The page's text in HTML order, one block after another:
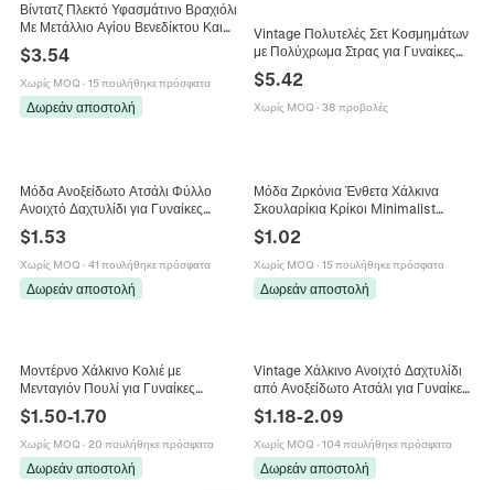
Βίντατζ Πλεκτό Υφασμάτινο Βραχιόλι
Με Μετάλλιο Αγίου Βενεδίκτου Και
Τεχνητό Μαργαριτάρι Θρησκευτικό
Κόσμημα Γυναικείο
$3.54
Χωρίς MOQ · 15 πουλήθηκε πρόσφατα
Δωρεάν αποστολή
Vintage Πολυτελές Σετ Κοσμημάτων
με Πολύχρωμα Στρας για Γυναίκες
Μενταγιόν και Σκουλαρίκια
$5.42
Χωρίς MOQ · 38 προβολές
Μόδα Ανοξείδωτο Ατσάλι Φύλλο
Ανοιχτό Δαχτυλίδι για Γυναίκες
Χρυσό Σμάλτο Πολύχρωμο Μαύρο
Λευκό Ρυθμιζόμενο Κοσμήματα
$1.53
Χωρίς MOQ · 41 πουλήθηκε πρόσφατα
Δωρεάν αποστολή
Μόδα Ζιρκόνια Ένθετα Χάλκινα
Σκουλαρίκια Κρίκοι Minimalist
Επιχρυσωμένα Σκουλαρίκια Huggie
Κοσμήματα για Άνδρες Γυναίκες
$1.02
Χωρίς MOQ · 15 πουλήθηκε πρόσφατα
Δωρεάν αποστολή
Μοντέρνο Χάλκινο Κολιέ με
Μενταγιόν Πουλί για Γυναίκες
Επιχρυσωμένο 18K Ασημένιο
Πολύχρωμο Στρας Φτερά
Περιστεριού Κόσμημα
$1.50-1.70
Χωρίς MOQ · 20 πουλήθηκε πρόσφατα
Δωρεάν αποστολή
Vintage Χάλκινο Ανοιχτό Δαχτυλίδι
από Ανοξείδωτο Ατσάλι για Γυναίκες
Σχέδιο Κορώνας Κύματος
Ρυθμιζόμενο Γεωμετρικό Κόσμημα
$1.18-2.09
Χωρίς MOQ · 104 πουλήθηκε πρόσφατα
Δωρεάν αποστολή